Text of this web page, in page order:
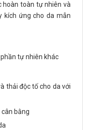
hoàn toàn tự nhiên và
kích ứng cho da mẫn
tự nhiên khác
thải độc tố cho da với
bằng